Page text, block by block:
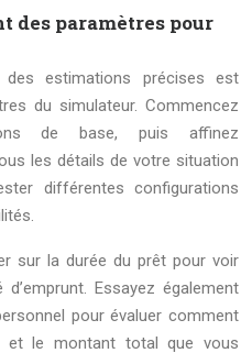
des paramètres pour
estimations précises est
du simulateur. Commencez
de base, puis affinez
les détails de votre situation
différentes configurations
sur la durée du prêt pour voir
Essayez également
pour évaluer comment
et le montant total que vous